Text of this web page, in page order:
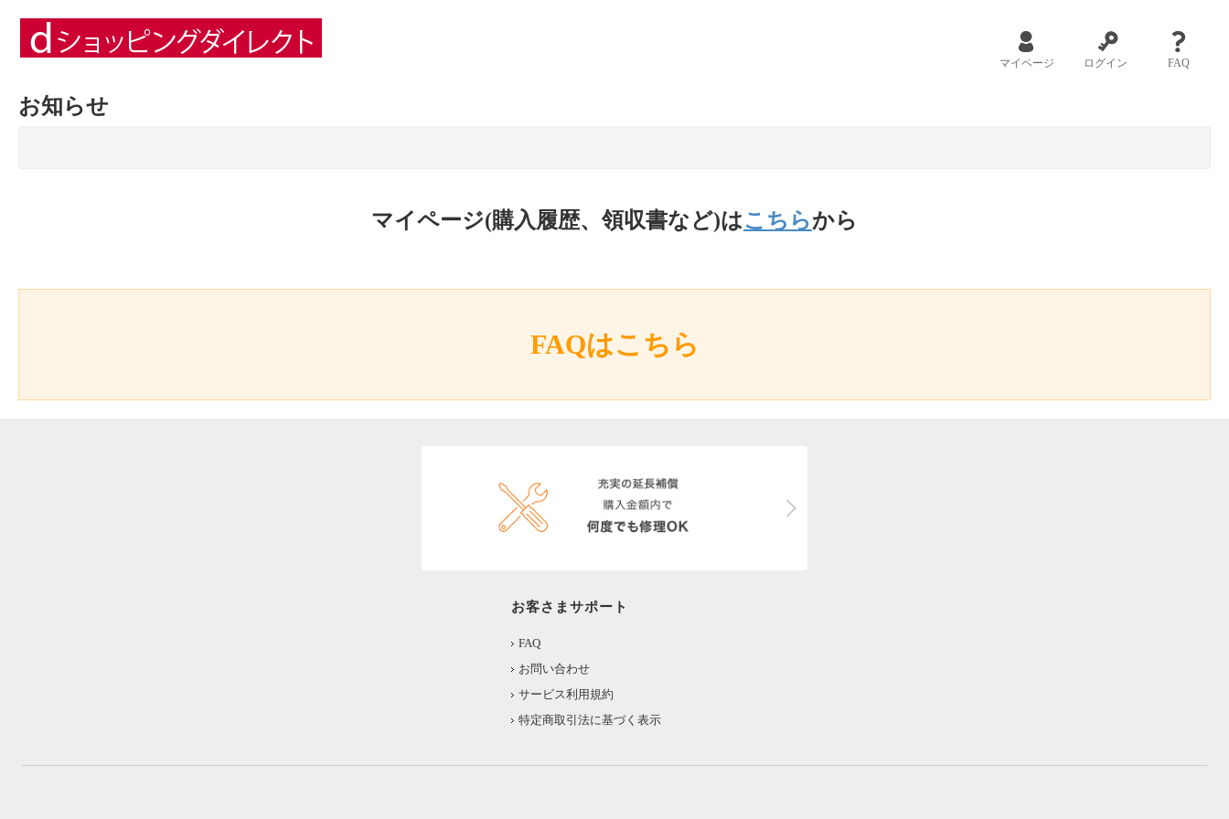
マイページ ログイン FAQ
お知らせ
マイページ(購入履歴、領収書など)はこちらから
FAQはこちら
お客さまサポート
FAQ
お問い合わせ
サービス利用規約
特定商取引法に基づく表示